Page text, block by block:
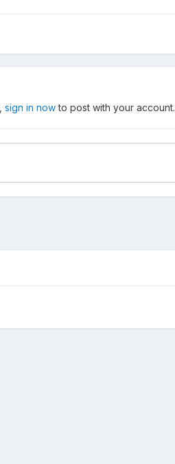
sign in nowto post with your account.